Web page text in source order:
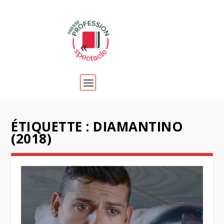
ÉTIQUETTE : DIAMANTINO
(2018)